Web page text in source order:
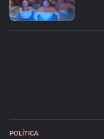
POLÍTICA